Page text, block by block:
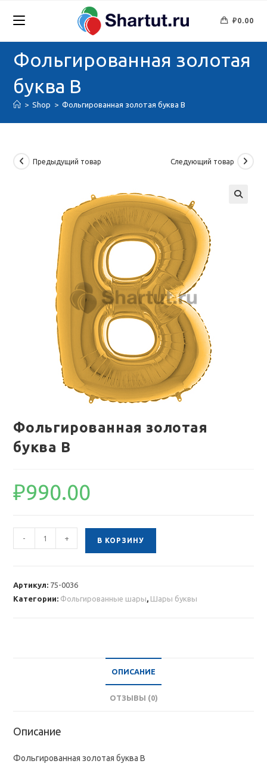
₽0.00
Фольгированная золотая
буква B
> Shop > Фольгированная золотая буква B
Предыдущий товар Следующий товар
Фольгированная золотая
буква B
₽990.00
Количество
товара
- + В КОРЗИНУ
Артикул: 75-0036
Категории: Фольгированные шары, Шары буквы
ОПИСАНИЕ
ОТЗЫВЫ (0)
Описание
Фольгированная золотая буква B